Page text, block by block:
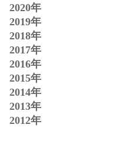
2020年
2019年
2018年
2017年
2016年
2015年
2014年
2013年
2012年